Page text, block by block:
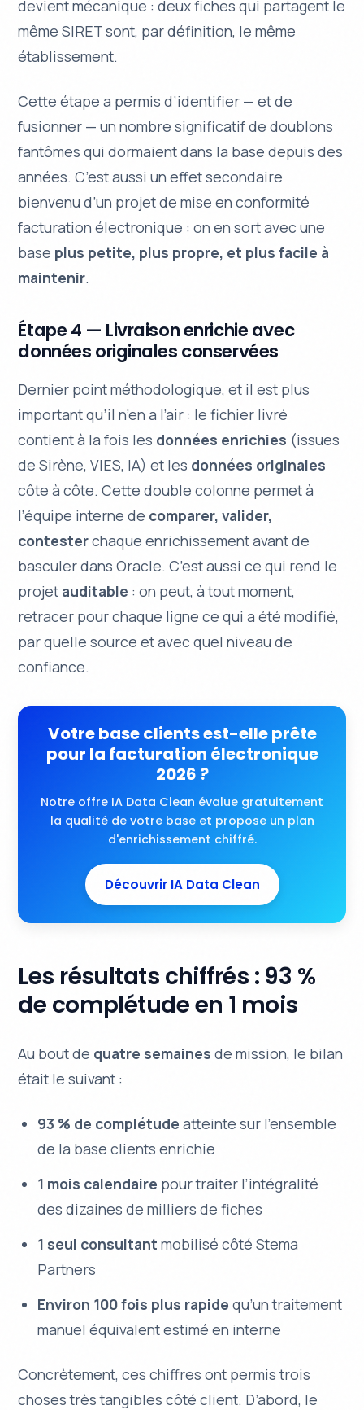
devient mécanique : deux fiches qui partagent le
même SIRET sont, par définition, le même
établissement.
Cette étape a permis d’identifier — et de
fusionner — un nombre significatif de doublons
fantômes qui dormaient dans la base depuis des
années. C’est aussi un effet secondaire
bienvenu d’un projet de mise en conformité
facturation électronique : on en sort avec une
base plus petite, plus propre, et plus facile à
maintenir.
Étape 4 — Livraison enrichie avec
données originales conservées
Dernier point méthodologique, et il est plus
important qu’il n’en a l’air : le fichier livré
contient à la fois les données enrichies (issues
de Sirène, VIES, IA) et les données originales
côte à côte. Cette double colonne permet à
l’équipe interne de comparer, valider,
contesterchaque enrichissement avant de
basculer dans Oracle. C’est aussi ce qui rend le
projet auditable : on peut, à tout moment,
retracer pour chaque ligne ce qui a été modifié,
par quelle source et avec quel niveau de
confiance.
Votre base clients est-elle prête
pour la facturation électronique
2026 ?
Notre offre IA Data Clean évalue gratuitement
la qualité de votre base et propose un plan
d'enrichissement chiffré.
Découvrir IA Data Clean
Les résultats chiffrés : 93 %
de complétude en 1 mois
Au bout de quatre semaines de mission, le bilan
était le suivant :
93 % de complétude atteinte sur l’ensemble
de la base clients enrichie
1 mois calendaire pour traiter l’intégralité
des dizaines de milliers de fiches
1 seul consultant mobilisé côté Stema
Partners
Environ 100 fois plus rapide qu’un traitement
manuel équivalent estimé en interne
Concrètement, ces chiffres ont permis trois
choses très tangibles côté client. D’abord, le